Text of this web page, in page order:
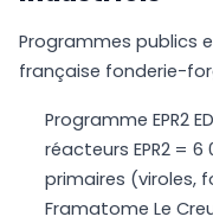
Programmes publics
française fonderie-
Programme EPR2
réacteurs EPR2 =
primaires (viroles,
Framatome Le